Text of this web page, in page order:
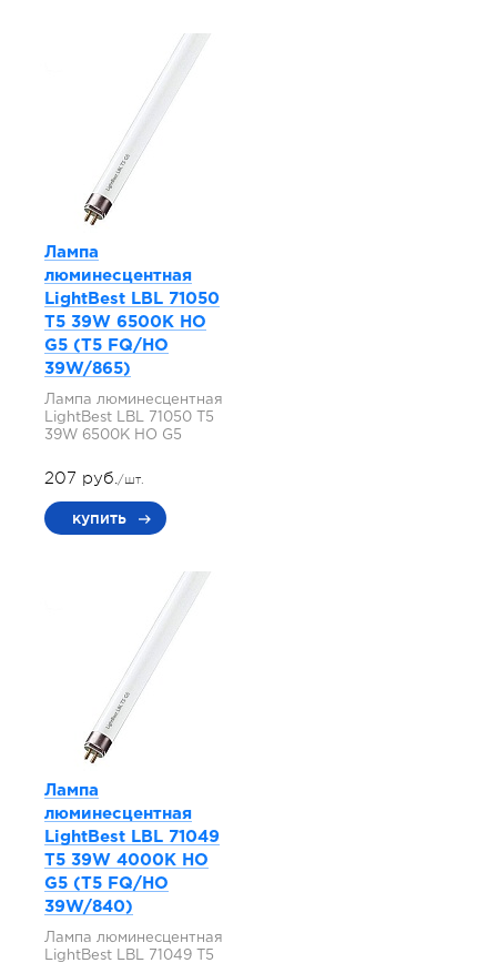
Лампа
люминесцентная
LightBest LBL 71050
T5 39W 6500K HO
G5 (T5 FQ/HO
39W/865)
Лампа люминесцентная
LightBest LBL 71050 T5
39W 6500K HO G5
207 руб./шт.
купить
Лампа
люминесцентная
LightBest LBL 71049
T5 39W 4000K HO
G5 (T5 FQ/HO
39W/840)
Лампа люминесцентная
LightBest LBL 71049 T5